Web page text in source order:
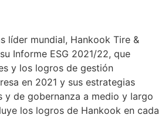
líder mundial, Hankook Tire &
Informe ESG 2021/22, que
y los logros de gestión
en 2021 y sus estrategias
y de gobernanza a medio y largo
los logros de Hankook en cada